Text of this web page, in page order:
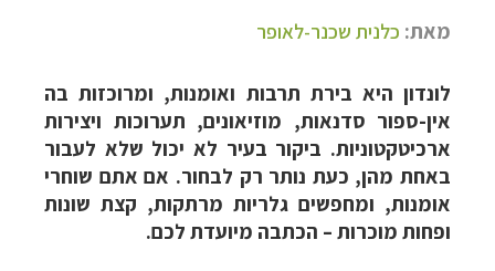
מאת: כלנית שכנר-לאופר
לונדון היא בירת תרבות ואומנות, ומרוכזות בה
אין-ספור סדנאות, מוזיאונים, תערוכות ויצירות
ארכיטקטוניות. ביקור בעיר לא יכול שלא לעבור
באחת מהן, כעת נותר רק לבחור. אם אתם שוחרי
אומנות, ומחפשים גלריות מרתקות, קצת שונות
ופחות מוכרות – הכתבה מיועדת לכם.